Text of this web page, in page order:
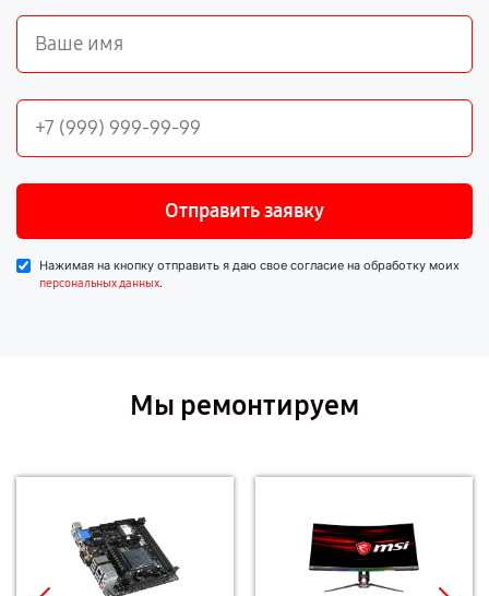
Отправить заявку
Нажимая на кнопку отправить я даю свое согласие на обработку моих
персональных данных.
Мы ремонтируем